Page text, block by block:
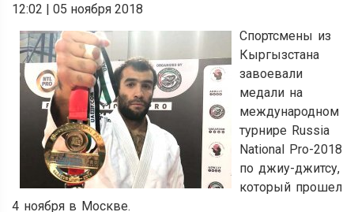
12:02 | 05 ноября 2018
Спортсмены из
Кыргызстана
завоевали
медали на
международном
турнире Russia
National Pro-2018
по джиу-джитсу,
который прошел
4 ноября в Москве.